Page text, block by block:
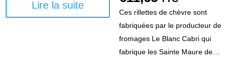
Lire la suite
Ces rillettes de chèvre sont
fabriquées par le producteur de
fromages Le Blanc Cabri qui
fabrique les Sainte Maure de…